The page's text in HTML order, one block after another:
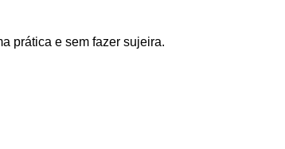
prática e sem fazer sujeira.